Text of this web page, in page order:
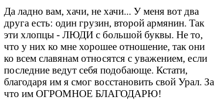
Да ладно вам, хачи, не хачи... У меня вот два
друга есть: один грузин, второй армянин. Так
эти хлопцы - ЛЮДИ с большой буквы. Не то,
что у них ко мне хорошее отношение, так они
ко всем славянам относятся с уважением, если
последние ведут себя подобающе. Кстати,
благодаря им я смог восстановить свой Урал. За
что им ОГРОМНОЕ БЛАГОДАРЮ!